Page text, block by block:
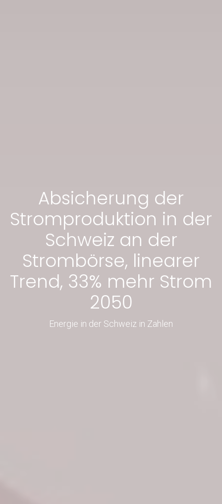
Absicherung der
Stromproduktion in der
Schweiz an der
Strombörse, linearer
Trend, 33% mehr Strom
2050
Energie in der Schweiz in Zahlen